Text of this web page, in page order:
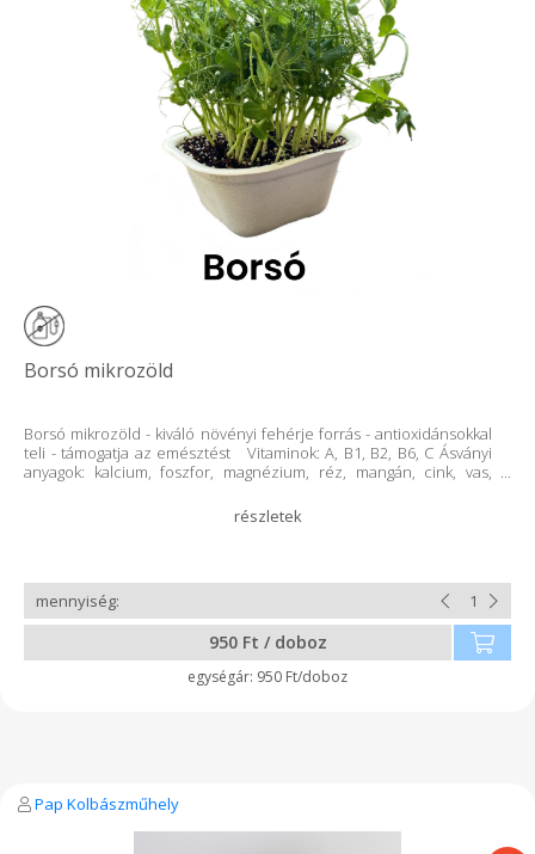
Borsó mikrozöld
Borsó mikrozöld - kiváló növényi fehérje forrás - antioxidánsokkal
teli - támogatja az emésztést Vitaminok: A, B1, B2, B6, C Ásványi
anyagok: kalcium, foszfor, magnézium, réz, mangán, cink, vas,
látogass el honlapunkra: https://www.azmicrogreens.eu/vac
950 Ft / doboz
950 Ft/doboz
Pap Kolbászműhely